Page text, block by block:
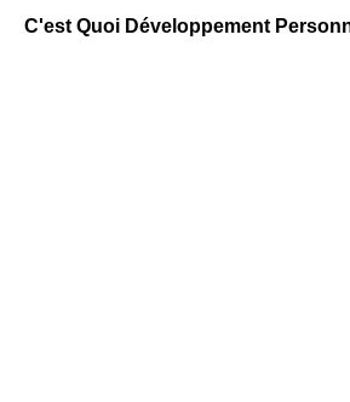
C'est Quoi Développement